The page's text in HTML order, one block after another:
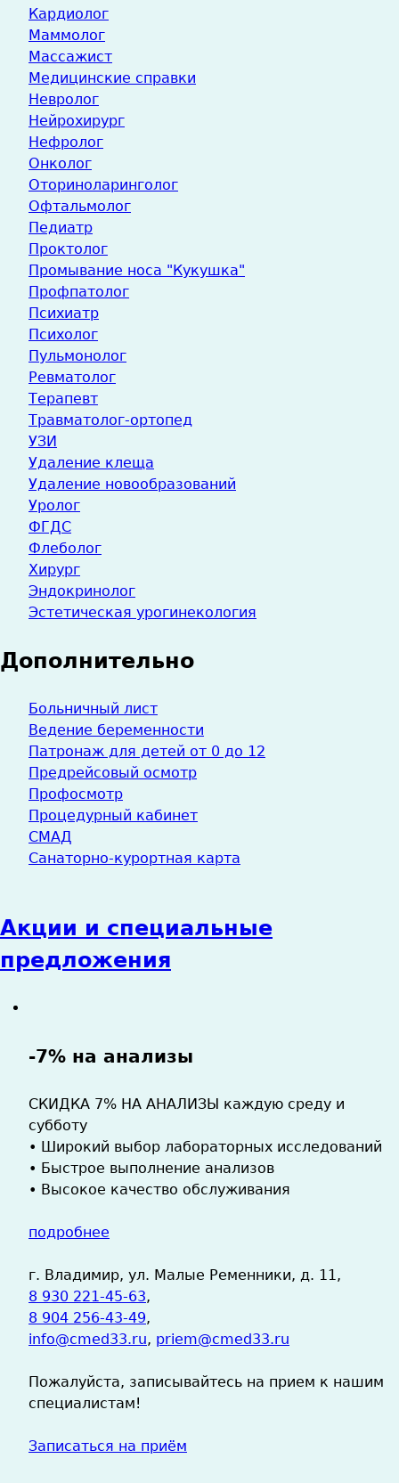
Кардиолог
Маммолог
Массажист
Медицинские справки
Невролог
Нейрохирург
Нефролог
Онколог
Оториноларинголог
Офтальмолог
Педиатр
Проктолог
Промывание носа "Кукушка"
Профпатолог
Психиатр
Психолог
Пульмонолог
Ревматолог
Терапевт
Травматолог-ортопед
УЗИ
Удаление клеща
Удаление новообразований
Уролог
ФГДС
Флеболог
Хирург
Эндокринолог
Эстетическая урогинекология
Дополнительно
Больничный лист
Ведение беременности
Патронаж для детей от 0 до 12
Предрейсовый осмотр
Профосмотр
Процедурный кабинет
СМАД
Санаторно-курортная карта
Акции и специальные
предложения
-7% на анализы
СКИДКА 7% НА АНАЛИЗЫ каждую среду и
субботу
• Широкий выбор лабораторных исследований
• Быстрое выполнение анализов
• Высокое качество обслуживания
подробнее
г. Владимир, ул. Малые Ременники, д. 11,
8 930 221-45-63,
8 904 256-43-49,
info@cmed33.ru, priem@cmed33.ru
Пожалуйста, записывайтесь на прием к нашим
специалистам!
Записаться на приём